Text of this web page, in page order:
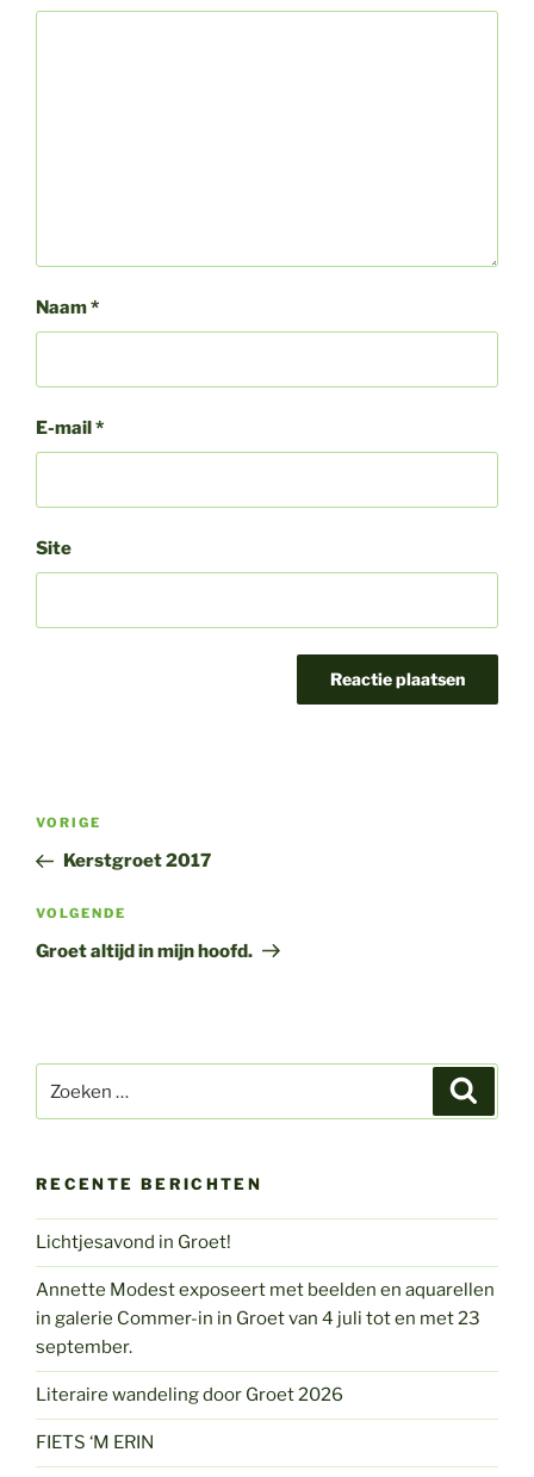
Naam*
E-mail*
Site
Bericht
Vorig
bericht
VORIGE
Kerstgroet 2017
Volgend
bericht
VOLGENDE
Groet altijd in mijn hoofd.
naar:
RECENTE BERICHTEN
Lichtjesavond in Groet!
Annette Modest exposeert met beelden en aquarellen
in galerie Commer-in in Groet van 4 juli tot en met 23
september.
Literaire wandeling door Groet 2026
FIETS ‘M ERIN